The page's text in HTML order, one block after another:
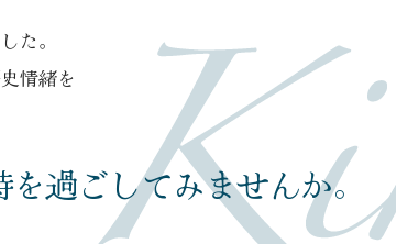
た。
情緒を
を過ごしてみませんか｡